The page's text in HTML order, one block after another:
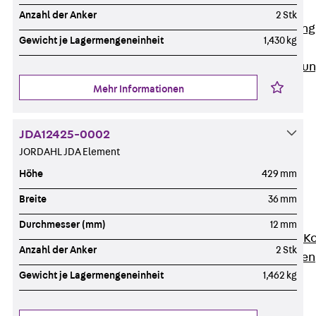
Anwendungsgebiete
Zurück
Industrieanlagen
Bodengeführte
Rechenzentrum
Services
Beratung, Planung,
Individuelle Lösungen
Anzahl der Anker 2 Stk
Gewicht je Lagermengeneinheit 1,430 kg
Mehr Informationen
JDA12425-0002
JORDAHL JDA Element
Höhe 429 mm
Breite 36 mm
Durchmesser (mm) 12 mm
Anzahl der Anker 2 Stk
Gewicht je Lagermengeneinheit 1,462 kg